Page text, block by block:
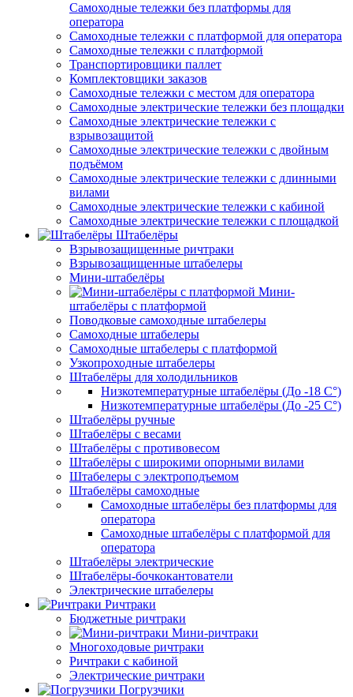
Самоходные тележки без платформы для
оператора
Самоходные тележки с платформой для оператора
Самоходные тележки с платформой
Транспортировщики паллет
Комплектовщики заказов
Самоходные тележки с местом для оператора
Самоходные электрические тележки без площадки
Самоходные электрические тележки с
взрывозащитой
Самоходные электрические тележки с двойным
подъёмом
Самоходные электрические тележки с длинными
вилами
Самоходные электрические тележки с кабиной
Самоходные электрические тележки с площадкой
Штабелёры
Взрывозащищенные ричтраки
Взрывозащищенные штабелеры
Мини-штабелёры
Мини-
штабелёры с платформой
Поводковые самоходные штабелеры
Самоходные штабелеры
Самоходные штабелеры с платформой
Узкопроходные штабелеры
Штабелёры для холодильников
Низкотемпературные штабелёры (До -18 C°)
Низкотемпературные штабелёры (До -25 C°)
Штабелёры ручные
Штабелёры с весами
Штабелёры с противовесом
Штабелёры с широкими опорными вилами
Штабелеры с электроподъемом
Штабелёры самоходные
Самоходные штабелёры без платформы для
оператора
Самоходные штабелёры с платформой для
оператора
Штабелёры электрические
Штабелёры-бочкокантователи
Электрические штабелеры
Ричтраки
Бюджетные ричтраки
Мини-ричтраки
Многоходовые ричтраки
Ричтраки с кабиной
Электрические ричтраки
Погрузчики